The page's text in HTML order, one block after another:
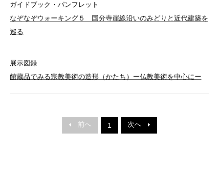
ガイドブック・パンフレット
なぞなぞウォーキング５ 国分寺崖線沿いのみどりと近代建築を
巡る
展示図録
館蔵品でみる宗教美術の造形（かたち）ー仏教美術を中心にー
前へ 1 次へ